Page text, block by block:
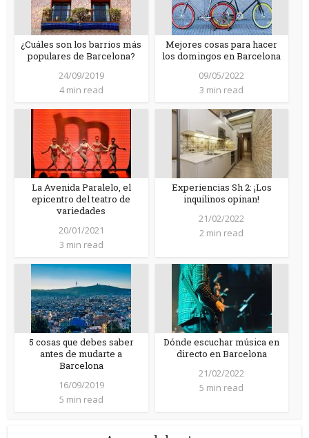
¿Cuáles son los barrios más
populares de Barcelona?
24/09/2019
4 min read
Mejores cosas para hacer
los domingos en Barcelona
09/05/2022
3 min read
La Avenida Paralelo, el
epicentro del teatro de
variedades
20/01/2021
3 min read
Experiencias Sh 2: ¡Los
inquilinos opinan!
21/02/2022
2 min read
5 cosas que debes saber
antes de mudarte a
Barcelona
16/09/2019
5 min read
Dónde escuchar música en
directo en Barcelona
21/02/2022
5 min read